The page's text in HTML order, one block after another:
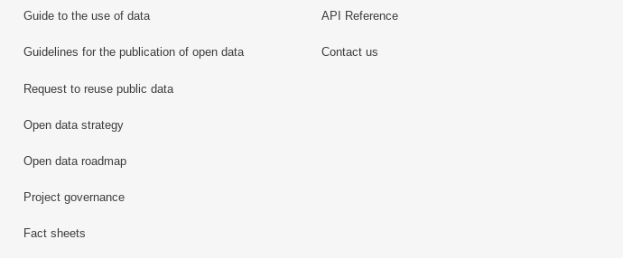
Guide to the use of data
Guidelines for the publication of open data
Request to reuse public data
Open data strategy
Open data roadmap
Project governance
Fact sheets
API Reference
Contact us